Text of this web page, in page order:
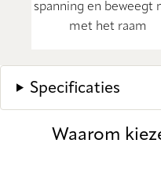
spanning en beweegt
met het raam
Specificaties
Waarom